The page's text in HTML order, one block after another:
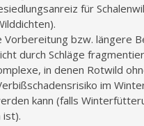
für
Vorbereitung bzw. längere
durch Schläge
in denen Rotwild
im
kann (falls
ist).